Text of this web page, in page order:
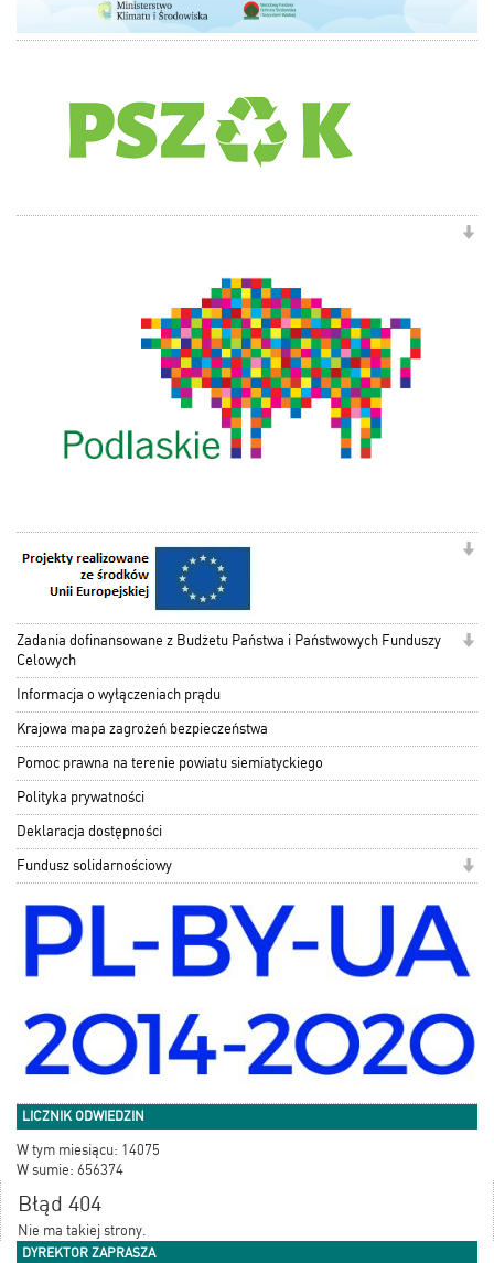
Zadania dofinansowane z Budżetu Państwa i Państwowych Funduszy
Celowych
Informacja o wyłączeniach prądu
Krajowa mapa zagrożeń bezpieczeństwa
Pomoc prawna na terenie powiatu siemiatyckiego
Polityka prywatności
Deklaracja dostępności
Fundusz solidarnościowy
LICZNIK ODWIEDZIN
W tym miesiącu: 14075
W sumie: 656374
Błąd 404
Nie ma takiej strony.
DYREKTOR ZAPRASZA